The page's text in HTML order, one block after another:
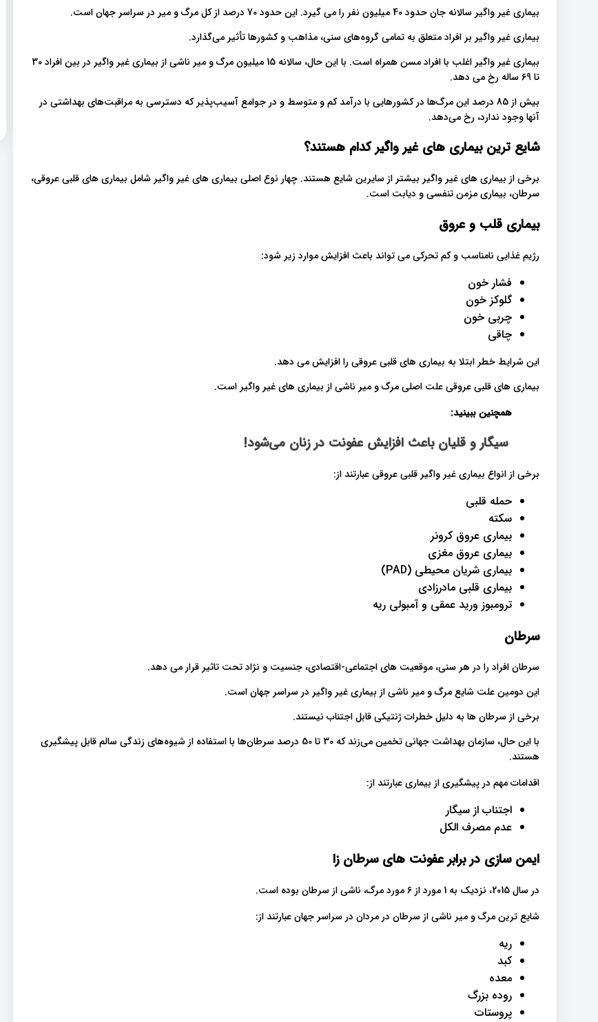
بیماری غیر واگیر سالانه جان حدود 40 میلیون نفر را می گیرد. این حدود 70 درصد از کل مرگ و میر در سراسر جهان است.
بیماری غیر واگیر بر افراد متعلق به تمامی گروه‌های سنی، مذاهب و کشورها تأثیر می‌گذارد.
بیماری غیر واگیر اغلب با افراد مسن همراه است. با این حال، سالانه 15 میلیون مرگ و میر ناشی از بیماری غیر واگیر در بین افراد 30
تا 69 ساله رخ می دهد.
بیش از 85 درصد این مرگ‌ها در کشورهایی با درآمد کم و متوسط ​​و در جوامع آسیب‌پذیر که دسترسی به مراقبت‌های بهداشتی در
آنها وجود ندارد، رخ می‌دهد.
شایع ترین بیماری های غیر واگیر کدام هستند؟
برخی از بیماری های غیر واگیر بیشتر از سایرین شایع هستند. چهار نوع اصلی بیماری های غیر واگیر شامل بیماری های قلبی عروقی،
سرطان، بیماری مزمن تنفسی و دیابت است.
بیماری قلب و عروق
رژیم غذایی نامناسب و کم تحرکی می تواند باعث افزایش موارد زیر شود:
فشار خون
گلوکز خون
چربی خون
چاقی
این شرایط خطر ابتلا به بیماری های قلبی عروقی را افزایش می دهد.
بیماری های قلبی عروقی علت اصلی مرگ و میر ناشی از بیماری های غیر واگیر است.
همچنین ببینید:
سیگار و قلیان باعث افزایش عفونت در زنان می‌شود!
برخی از انواع بیماری غیر واگیر قلبی عروقی عبارتند از:
حمله قلبی
سکته
بیماری عروق کرونر
بیماری عروق مغزی
بیماری شریان محیطی (PAD)
بیماری قلبی مادرزادی
ترومبوز ورید عمقی و آمبولی ریه
سرطان
سرطان افراد را در هر سنی، موقعیت های اجتماعی-اقتصادی، جنسیت و نژاد تحت تاثیر قرار می دهد.
این دومین علت شایع مرگ و میر ناشی از بیماری غیر واگیر در سراسر جهان است.
برخی از سرطان ها به دلیل خطرات ژنتیکی قابل اجتناب نیستند.
با این حال، سازمان بهداشت جهانی تخمین می‌زند که 30 تا 50 درصد سرطان‌ها با استفاده از شیوه‌های زندگی سالم قابل پیشگیری
هستند.
اقدامات مهم در پیشگیری از بیماری عبارتند از:
اجتناب از سیگار
عدم مصرف الکل
ایمن سازی در برابر عفونت های سرطان زا
در سال 2015، نزدیک به 1 مورد از 6 مورد مرگ، ناشی از سرطان بوده است.
شایع ترین مرگ و میر ناشی از سرطان در مردان در سراسر جهان عبارتند از:
ریه
کبد
معده
روده بزرگ
پروستات